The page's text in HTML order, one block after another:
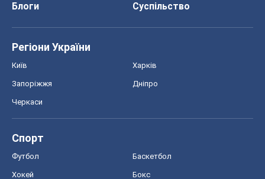
Блоги
Суспільство
Регіони України
Київ Харків
Запоріжжя Дніпро
Черкаси
Спорт
Футбол Баскетбол
Хокей Бокс